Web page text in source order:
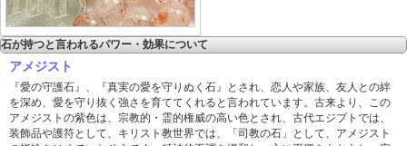
石が持つと言われるパワー・効果について
アメジスト
『愛の守護石』、『真実の愛を守りぬく石』とされ、恋人や家族、友人との絆
を深め、愛を守り抜く強さを育ててくれると言われています。古来より、この
アメジストの紫色は、宗教的・霊的権威の高い色とされ、古代エジプトでは、
装飾品や護符として、キリスト教世界では、「司教の石」として、アメジスト